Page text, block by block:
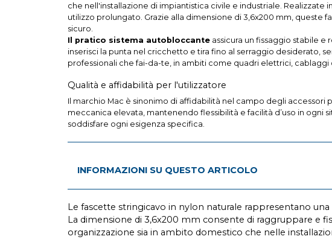
che nell'installazione di impiantistica civile e industriale.
utilizzo prolungato. Grazie alla dimensione di 3,6x200 mm,
sicuro.
Il pratico sistema autobloccante assicura un fissaggio stabile e
inserisci la punta nel cricchetto e tira fino al serraggio desiderato,
professionali che fai-da-te, in ambiti come quadri elettrici,
Qualità e affidabilità per l'utilizzatore
Il marchio Mac è sinonimo di affidabilità nel campo degli
meccanica elevata, mantenendo flessibilità e facilità d’uso in ogni
soddisfare ogni esigenza specifica.
INFORMAZIONI SU QUESTO ARTICOLO
Le fascette stringicavo in nylon naturale rappresentano
La dimensione di 3,6x200 mm consente di raggruppare e
organizzazione sia in ambito domestico che nelle